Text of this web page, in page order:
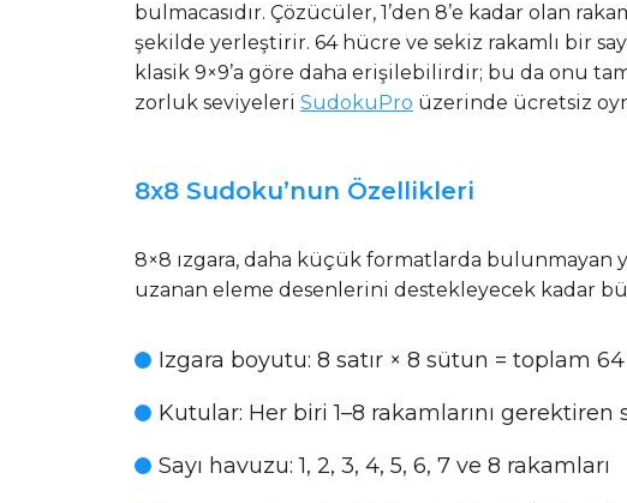
bulmacasıdır. Çözücüler, 1’den 8’e kadar olan
şekilde yerleştirir. 64 hücre ve sekiz rakamlı bir
klasik 9×9’a göre daha erişilebilirdir; bu da onu
zorluk seviyeleri SudokuPro üzerinde ücretsiz
8x8 Sudoku’nun Özellikleri
8×8 ızgara, daha küçük formatlarda bulunmayan
uzanan eleme desenlerini destekleyecek kadar
Izgara boyutu: 8 satır × 8 sütun = toplam
Kutular: Her biri 1–8 rakamlarını gerektiren
Sayı havuzu: 1, 2, 3, 4, 5, 6, 7 ve 8 rakamları